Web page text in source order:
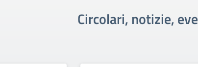
Circolari, notizie,